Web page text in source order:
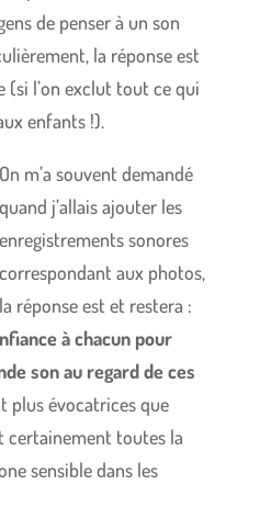
de penser à un son
la réponse est
l’on exclut tout ce qui
enfants !).
On m’a souvent demandé
quand j’allais ajouter les
enregistrements sonores
correspondant aux photos,
la réponse est et restera :
à chacun pour
son au regard de ces
plus évocatrices que
certainement toutes la
sensible dans les